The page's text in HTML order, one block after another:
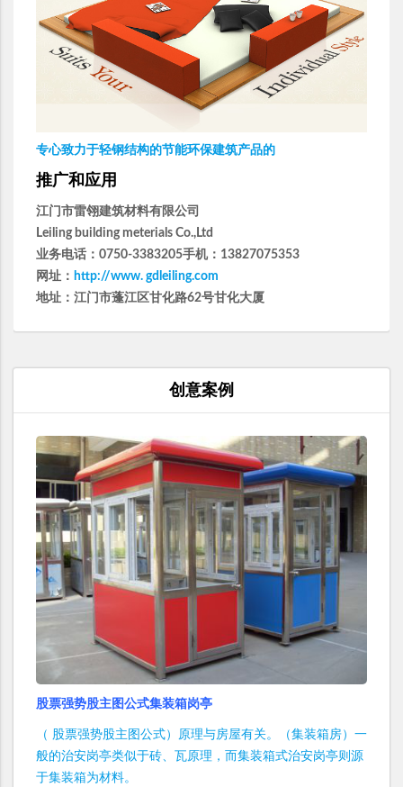
创意案例
股票强势股主图公式集装箱岗亭
（ 股票强势股主图公式）原理与房屋有关。（集装箱房）一
般的治安岗亭类似于砖、瓦原理，而集装箱式治安岗亭则源
于集装箱为材料。